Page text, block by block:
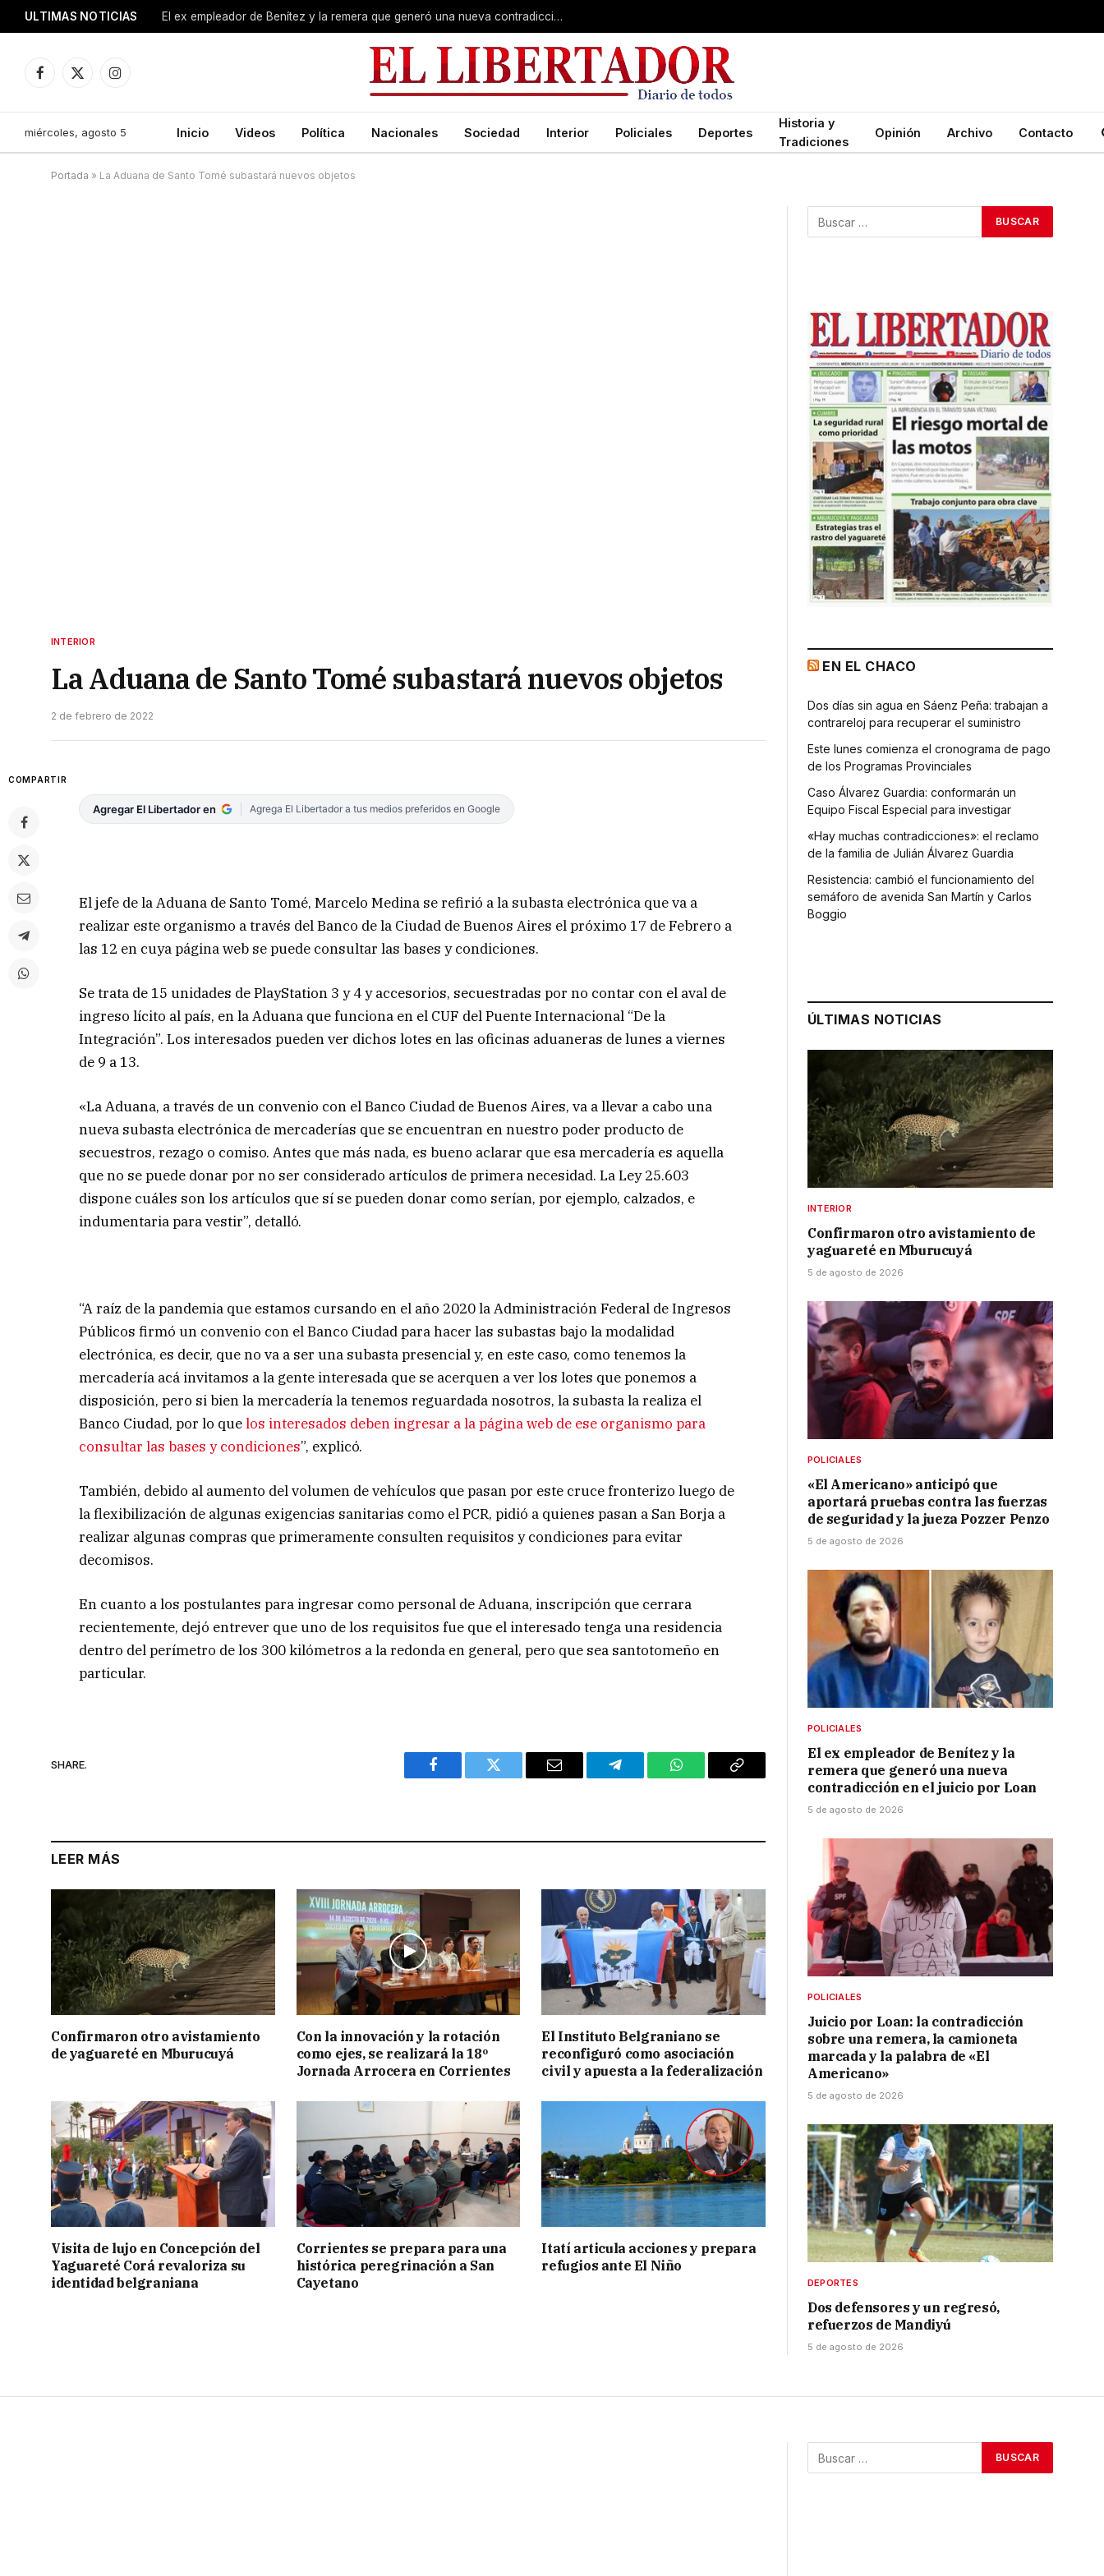
ULTIMAS NOTICIAS El ex empleador de Benítez y la remera que generó una nueva contradicción en el juicio por Loan
Facebook
X
Instagram
miércoles, agosto 5 Inicio Videos Política Nacionales Sociedad Interior Policiales Deportes
Historia y
Tradiciones
Opinión Archivo Contacto
Portada » La Aduana de Santo Tomé subastará nuevos objetos
INTERIOR
La Aduana de Santo Tomé subastará nuevos objetos
2 de febrero de 2022
COMPARTIR
Agregar El Libertador en Agrega El Libertador a tus medios preferidos en Google
El jefe de la Aduana de Santo Tomé, Marcelo Medina se refirió a la subasta electrónica que va a
realizar este organismo a través del Banco de la Ciudad de Buenos Aires el próximo 17 de Febrero a
las 12 en cuya página web se puede consultar las bases y condiciones.
Se trata de 15 unidades de PlayStation 3 y 4 y accesorios, secuestradas por no contar con el aval de
ingreso lícito al país, en la Aduana que funciona en el CUF del Puente Internacional “De la
Integración”. Los interesados pueden ver dichos lotes en las oficinas aduaneras de lunes a viernes
de 9 a 13.
«La Aduana, a través de un convenio con el Banco Ciudad de Buenos Aires, va a llevar a cabo una
nueva subasta electrónica de mercaderías que se encuentran en nuestro poder producto de
secuestros, rezago o comiso. Antes que más nada, es bueno aclarar que esa mercadería es aquella
que no se puede donar por no ser considerado artículos de primera necesidad. La Ley 25.603
dispone cuáles son los artículos que sí se pueden donar como serían, por ejemplo, calzados, e
indumentaria para vestir”, detalló.
“A raíz de la pandemia que estamos cursando en el año 2020 la Administración Federal de Ingresos
Públicos firmó un convenio con el Banco Ciudad para hacer las subastas bajo la modalidad
electrónica, es decir, que no va a ser una subasta presencial y, en este caso, como tenemos la
mercadería acá invitamos a la gente interesada que se acerquen a ver los lotes que ponemos a
disposición, pero si bien la mercadería la tenemos reguardada nosotros, la subasta la realiza el
Banco Ciudad, por lo quelos interesados deben ingresar a la página web de ese organismo para
consultar las bases y condiciones”, explicó.
También, debido al aumento del volumen de vehículos que pasan por este cruce fronterizo luego de
la flexibilización de algunas exigencias sanitarias como el PCR, pidió a quienes pasan a San Borja a
realizar algunas compras que primeramente consulten requisitos y condiciones para evitar
decomisos.
En cuanto a los postulantes para ingresar como personal de Aduana, inscripción que cerrara
recientemente, dejó entrever que uno de los requisitos fue que el interesado tenga una residencia
dentro del perímetro de los 300 kilómetros a la redonda en general, pero que sea santotomeño en
particular.
SHARE.
Facebook Twitter Email Telegram WhatsAppCopy
LEER MÁS
Confirmaron otro avistamiento
de yaguareté en Mburucuyá
Con la innovación y la rotación
como ejes, se realizará la 18º
Jornada Arrocera en Corrientes
El Instituto Belgraniano se
reconfiguró como asociación
civil y apuesta a la federalización
Visita de lujo en Concepción del
Yaguareté Corá revaloriza su
identidad belgraniana
Corrientes se prepara para una
histórica peregrinación a San
Cayetano
Itatí articula acciones y prepara
refugios ante El Niño
EN EL CHACO
Dos días sin agua en Sáenz Peña: trabajan a
contrareloj para recuperar el suministro
Este lunes comienza el cronograma de pago
de los Programas Provinciales
Caso Álvarez Guardia: conformarán un
Equipo Fiscal Especial para investigar
«Hay muchas contradicciones»: el reclamo
de la familia de Julián Álvarez Guardia
Resistencia: cambió el funcionamiento del
semáforo de avenida San Martín y Carlos
Boggio
ÚLTIMAS NOTICIAS
INTERIOR
Confirmaron otro avistamiento de
yaguareté en Mburucuyá
5 de agosto de 2026
POLICIALES
«El Americano» anticipó que
aportará pruebas contra las fuerzas
de seguridad y la jueza Pozzer Penzo
5 de agosto de 2026
POLICIALES
El ex empleador de Benítez y la
remera que generó una nueva
contradicción en el juicio por Loan
5 de agosto de 2026
POLICIALES
Juicio por Loan: la contradicción
sobre una remera, la camioneta
marcada y la palabra de «El
Americano»
5 de agosto de 2026
DEPORTES
Dos defensores y un regresó,
refuerzos de Mandiyú
5 de agosto de 2026